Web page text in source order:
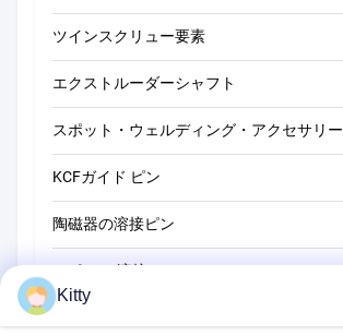
ツインスクリュー要素
エクストルーダーシャフト
スポット・ウェルディング・アクセサリー
KCFガイド ピン
陶磁器の溶接ピン
スポット 溶接 ツール
Kitty